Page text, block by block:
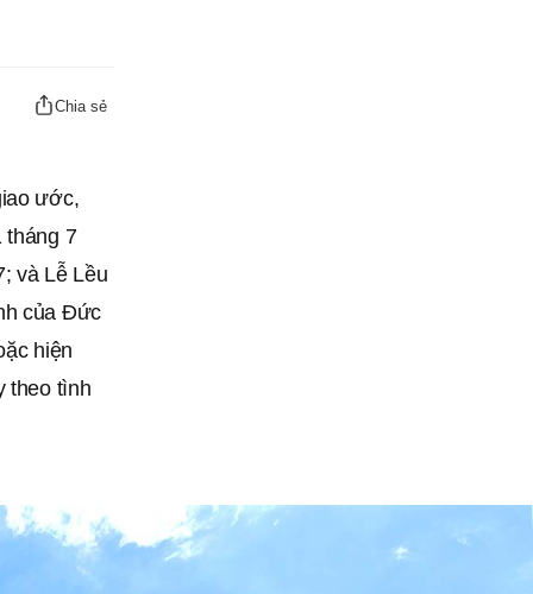
Chia sẻ
ước,
tháng 7
và Lễ Lều
của Đức
hiện
theo tình